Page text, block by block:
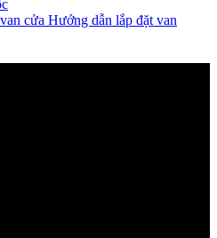
Hướng dẫn lắp đặt van